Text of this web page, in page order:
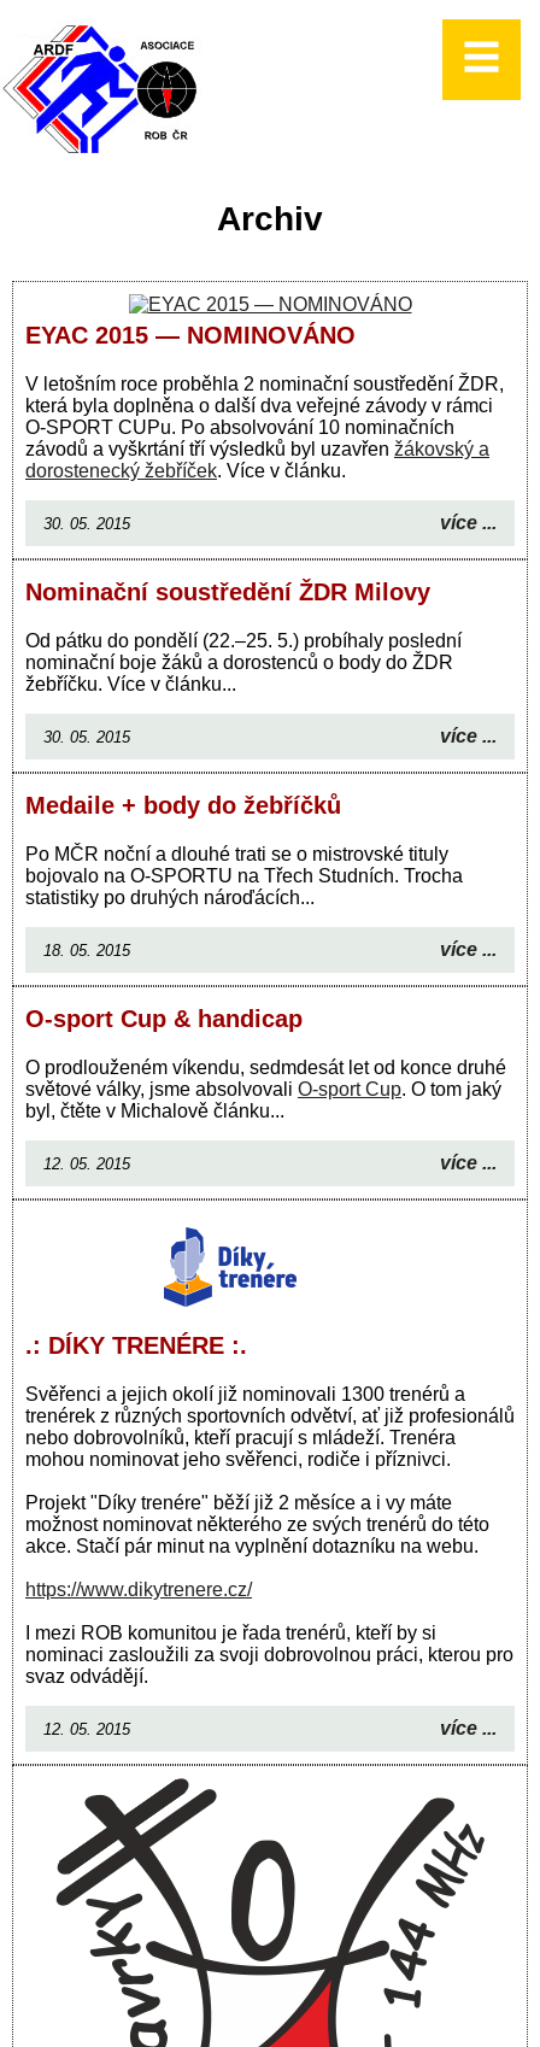
Archiv
EYAC 2015 — NOMINOVÁNO
V letošním roce proběhla 2 nominační soustředění ŽDR,
která byla doplněna o další dva veřejné závody v rámci
O-SPORT CUPu. Po absolvování 10 nominačních
závodů a vyškrtání tří výsledků byl uzavřen žákovský a
dorostenecký žebříček. Více v článku.
30. 05. 2015 více ...
Nominační soustředění ŽDR Milovy
Od pátku do pondělí (22.–25. 5.) probíhaly poslední
nominační boje žáků a dorostenců o body do ŽDR
žebříčku. Více v článku...
30. 05. 2015 více ...
Medaile + body do žebříčků
Po MČR noční a dlouhé trati se o mistrovské tituly
bojovalo na O-SPORTU na Třech Studních. Trocha
statistiky po druhých nároďácích...
18. 05. 2015 více ...
O-sport Cup & handicap
O prodlouženém víkendu, sedmdesát let od konce druhé
světové války, jsme absolvovali O-sport Cup. O tom jaký
byl, čtěte v Michalově článku...
12. 05. 2015 více ...
.: DÍKY TRENÉRE :.
Svěřenci a jejich okolí již nominovali 1300 trenérů a
trenérek z různých sportovních odvětví, ať již profesionálů
nebo dobrovolníků, kteří pracují s mládeží. Trenéra
mohou nominovat jeho svěřenci, rodiče i příznivci.
Projekt "Díky trenére" běží již 2 měsíce a i vy máte
možnost nominovat některého ze svých trenérů do této
akce. Stačí pár minut na vyplnění dotazníku na webu.
https://www.dikytrenere.cz/
I mezi ROB komunitou je řada trenérů, kteří by si
nominaci zasloužili za svoji dobrovolnou práci, kterou pro
svaz odvádějí.
12. 05. 2015 více ...